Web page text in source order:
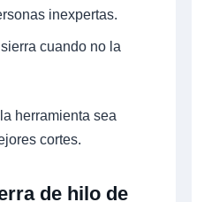
inexpertas.
cuando no la
herramienta sea
cortes.
de hilo de